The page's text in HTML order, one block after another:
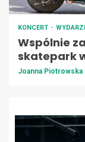
KONCERT
Wspólnie
skatepark
Joanna Piotrowska